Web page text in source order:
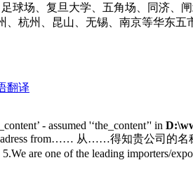
球场、复旦大学、五角场、同济、
杭州、昆山、无锡、南京等华东五
翻译
- assumed '‘the_content’' in
adress from…… 从……得知贵公司的
are one of the leading importers/